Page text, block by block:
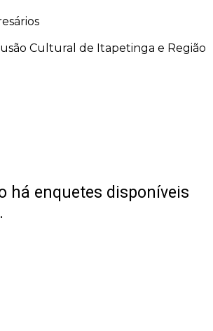
Cultural de Itapetinga e Região
há enquetes disponíveis